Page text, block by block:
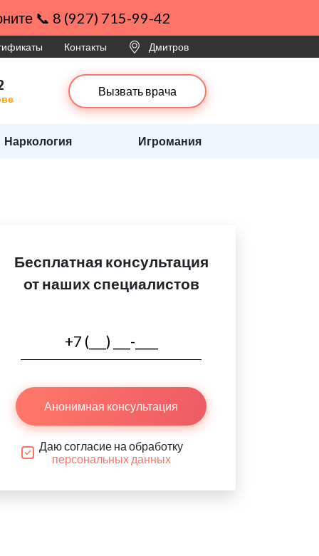
📞 8 (927) 715-99-42
Контакты Дмитров
Вызвать врача
Наркология Игромания
Бесплатная консультация
от наших специалистов
Анонимная консультация
Даю согласие на обработку
персональных данных